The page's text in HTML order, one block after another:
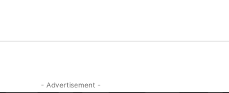
- Advertisement -